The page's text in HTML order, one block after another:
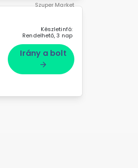
Szuper Market
Készletinfó:
Rendelhető, 3 nap
Irány a bolt
arrow_forward